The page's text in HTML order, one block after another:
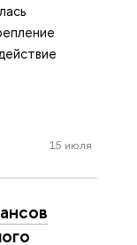
15 июля